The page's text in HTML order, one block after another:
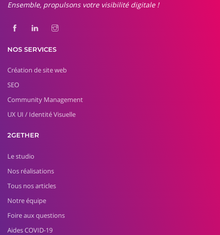
Ensemble, propulsons votre visibilité digitale !
NOS SERVICES
Création de site web
SEO
Community Management
UX UI / Identité Visuelle
2GETHER
Le studio
Nos réalisations
Tous nos articles
Notre équipe
Foire aux questions
Aides COVID-19